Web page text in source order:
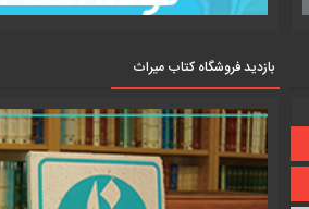
بازدید فروشگاه کتاب میراث